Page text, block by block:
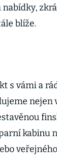
blíže.
s vámi a
nejen
kabinu